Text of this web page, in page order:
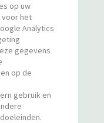
op uw
het
Analytics
gegevens
op de
gebruik en